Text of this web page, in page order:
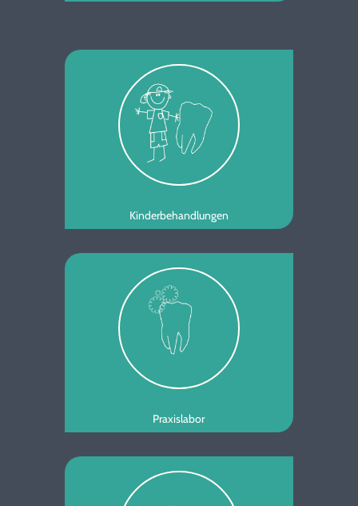
Kinderbehandlungen
Praxislabor